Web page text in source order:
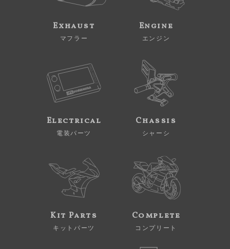
Exhaust
マフラー
Engine
エンジン
Electrical
電装パーツ
Chassis
シャーシ
Kit Parts
キットパーツ
Complete
コンプリート